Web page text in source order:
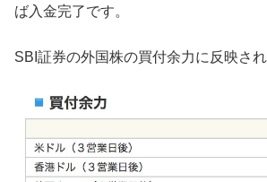
ば入金完了です。
SBI証券の外国株の買付余力に反映され